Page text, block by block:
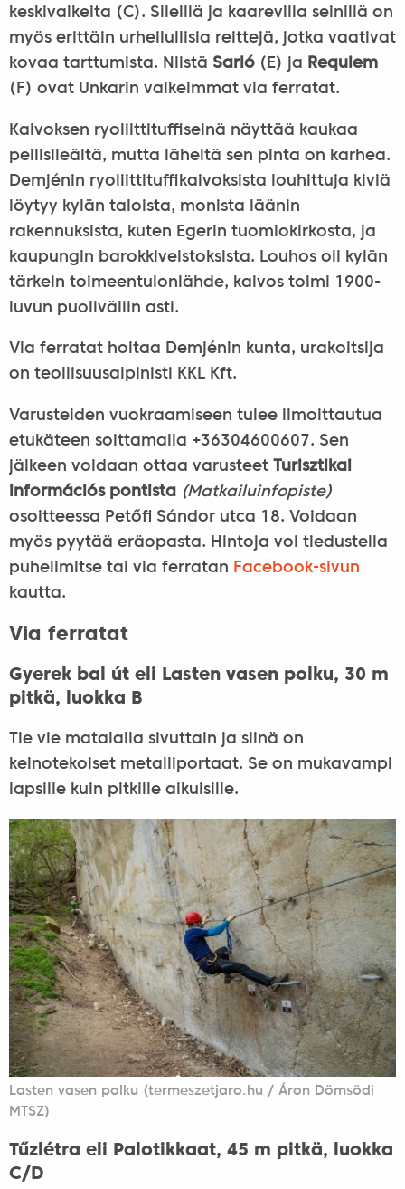
keskivaikeita (C). Sileillä ja kaarevilla seinillä on
myös erittäin urheilullisia reittejä, jotka vaativat
kovaa tarttumista. Niistä Sarló(E) ja Requiem
(F) ovat Unkarin vaikeimmat via ferratat.
Kaivoksen ryoliittituffiseinä näyttää kaukaa
peilisileältä, mutta läheltä sen pinta on karhea.
Demjénin ryoliittituffikaivoksista louhittuja kiviä
löytyy kylän taloista, monista läänin
rakennuksista, kuten Egerin tuomiokirkosta, ja
kaupungin barokkiveistoksista. Louhos oli kylän
tärkein toimeentulonlähde, kaivos toimi 1900-
luvun puoliväliin asti.
Via ferratat hoitaa Demjénin kunta, urakoitsija
on teollisuusalpinisti KKL Kft.
Varusteiden vuokraamiseen tulee ilmoittautua
etukäteen soittamalla +36304600607. Sen
jälkeen voidaan ottaa varusteet
Turisztikai
információs pontista (Matkailuinfopiste)
osoitteessa Petőfi Sándor utca 18. Voidaan
myös pyytää eräopasta. Hintoja voi tiedustella
puhelimitse tai via ferratan Facebook-sivun
kautta.
Via ferratat
Gyerek bal út eli Lasten vasen polku, 30 m
pitkä, luokka B
Tie vie matalalla sivuttain ja siinä on
keinotekoiset metalliportaat. Se on mukavampi
lapsille kuin pitkille aikuisille.
Lasten vasen polku (termeszetjaro.hu / Áron Dömsödi
MTSZ)
Tűzlétra eli Palotikkaat, 45 m pitkä, luokka
C/D